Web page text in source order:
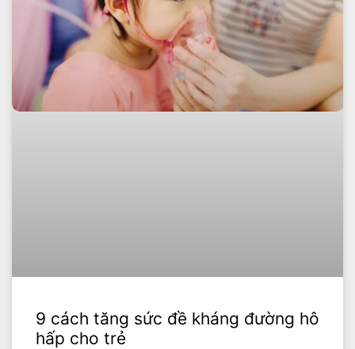
9 cách tăng sức đề kháng đường hô
hấp cho trẻ